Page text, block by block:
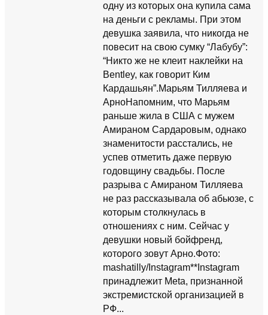
одну из которых она купила сама
на деньги с рекламы. При этом
девушка заявила, что никогда не
повесит на свою сумку “Лабубу”:
“Никто же не клеит наклейки на
Bentley, как говорит Ким
Кардашьян”.Марьям Тилляева и
АрноНапомним, что Марьям
раньше жила в США с мужем
Амираном Сардаровым, однако
знаменитости расстались, не
успев отметить даже первую
годовщину свадьбы. После
разрыва с Амираном Тилляева
не раз рассказывала об абьюзе, с
которым столкнулась в
отношениях с ним. Сейчас у
девушки новый бойфренд,
которого зовут Арно.Фото:
mashatilly/Instagram**Instagram
принадлежит Meta, признанной
экстремистской организацией в
РФ...